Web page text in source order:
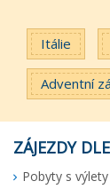
Itálie
Adventní
ZÁJEZDY
Pobyty s výlety